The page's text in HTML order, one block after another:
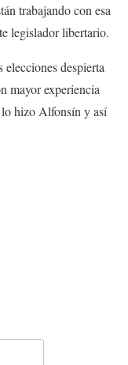
trabajando con esa
legislador libertario.
despierta
mayor experiencia
hizo Alfonsín y así